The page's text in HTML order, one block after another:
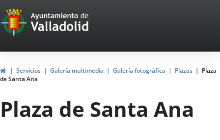
Portal
Web
del
Ayuntamiento
de
Valladolid
HomeServicios Galería multimedia Galería fotográfica Plazas
Plaza
de Santa Ana
Plaza de Santa Ana